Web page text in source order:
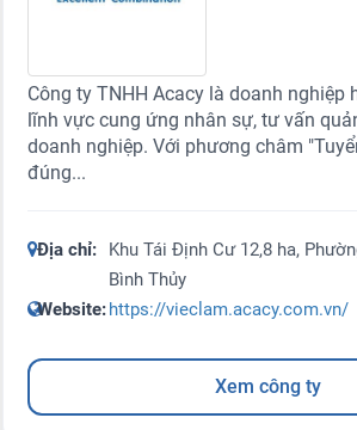
Công ty TNHH Acacy là doanh nghiệp
lĩnh vực cung ứng nhân sự, tư vấn
doanh nghiệp. Với phương châm
đúng...
Địa chỉ:
Khu Tái Định Cư 12,8 ha,
Bình Thủy
Website:https://vieclam.acacy.com.vn/
Xem công ty